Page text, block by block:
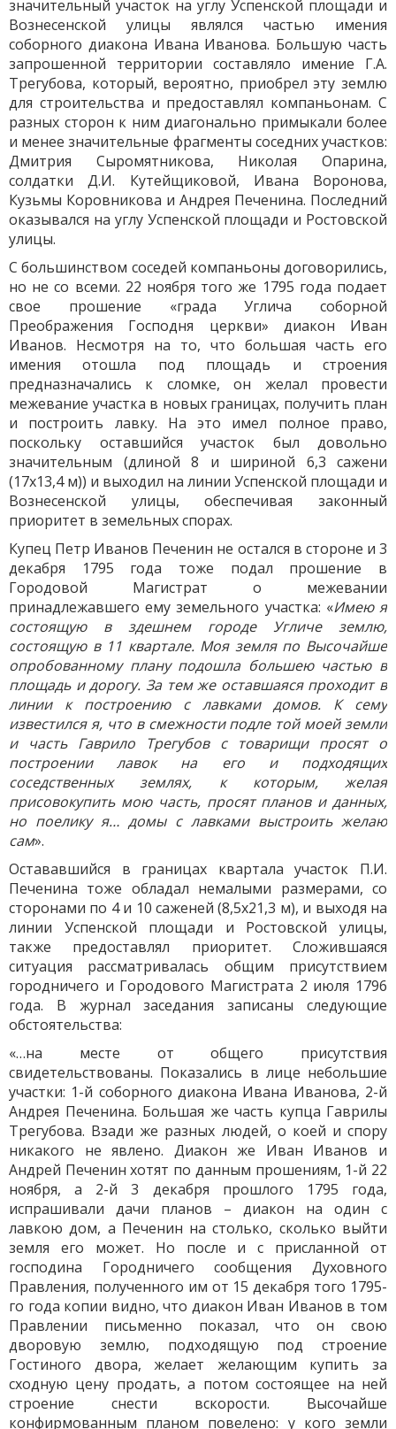
значительный участок на углу Успенской площади и
Вознесенской улицы являлся частью имения
соборного диакона Ивана Иванова. Большую часть
запрошенной территории составляло имение Г.А.
Трегубова, который, вероятно, приобрел эту землю
для строительства и предоставлял компаньонам. С
разных сторон к ним диагонально примыкали более
и менее значительные фрагменты соседних участков:
Дмитрия Сыромятникова, Николая Опарина,
солдатки Д.И. Кутейщиковой, Ивана Воронова,
Кузьмы Коровникова и Андрея Печенина. Последний
оказывался на углу Успенской площади и Ростовской
улицы.
С большинством соседей компаньоны договорились,
но не со всеми. 22 ноября того же 1795 года подает
свое прошение «града Углича соборной
Преображения Господня церкви» диакон Иван
Иванов. Несмотря на то, что большая часть его
имения отошла под площадь и строения
предназначались к сломке, он желал провести
межевание участка в новых границах, получить план
и построить лавку. На это имел полное право,
поскольку оставшийся участок был довольно
значительным (длиной 8 и шириной 6,3 сажени
(17х13,4 м)) и выходил на линии Успенской площади и
Вознесенской улицы, обеспечивая законный
приоритет в земельных спорах.
Купец Петр Иванов Печенин не остался в стороне и 3
декабря 1795 года тоже подал прошение в
Городовой Магистрат о межевании
принадлежавшего ему земельного участка: «Имею я
состоящую в здешнем городе Угличе землю,
состоящую в 11 квартале. Моя земля по Высочайше
опробованному плану подошла большею частью в
площадь и дорогу. За тем же оставшаяся проходит в
линии к построению с лавками домов. К сему
известился я, что в смежности подле той моей земли
и часть Гаврило Трегубов с товарищи просят о
построении лавок на его и подходящих
соседственных землях, к которым, желая
присовокупить мою часть, просят планов и данных,
но поелику я… домы с лавками выстроить желаю
сам».
Остававшийся в границах квартала участок П.И.
Печенина тоже обладал немалыми размерами, со
сторонами по 4 и 10 саженей (8,5х21,3 м), и выходя на
линии Успенской площади и Ростовской улицы,
также предоставлял приоритет. Сложившаяся
ситуация рассматривалась общим присутствием
городничего и Городового Магистрата 2 июля 1796
года. В журнал заседания записаны следующие
обстоятельства:
«…на месте от общего присутствия
свидетельствованы. Показались в лице небольшие
участки: 1-й соборного диакона Ивана Иванова, 2-й
Андрея Печенина. Большая же часть купца Гаврилы
Трегубова. Взади же разных людей, о коей и спору
никакого не явлено. Диакон же Иван Иванов и
Андрей Печенин хотят по данным прошениям, 1-й 22
ноября, а 2-й 3 декабря прошлого 1795 года,
испрашивали дачи планов – диакон на один с
лавкою дом, а Печенин на столько, сколько выйти
земля его может. Но после и с присланной от
господина Городничего сообщения Духовного
Правления, полученного им от 15 декабря того 1795-
го года копии видно, что диакон Иван Иванов в том
Правлении письменно показал, что он свою
дворовую землю, подходящую под строение
Гостиного двора, желает желающим купить за
сходную цену продать, а потом состоящее на ней
строение снести вскорости. Высочайше
конфирмованным планом повелено: у кого земли